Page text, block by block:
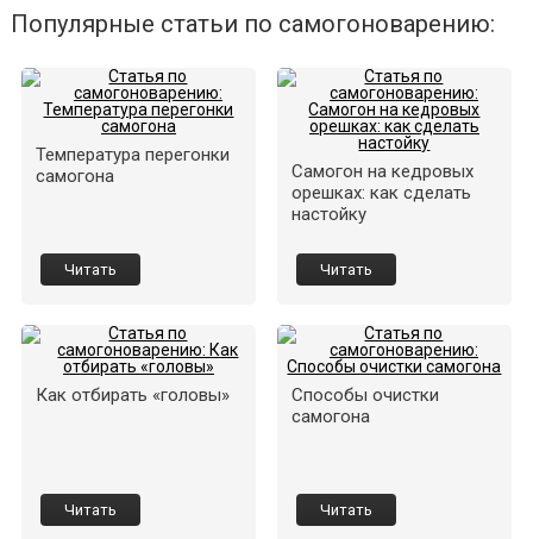
Популярные статьи по самогоноварению:
Температура перегонки
самогона
Читать
Самогон на кедровых
орешках: как сделать
настойку
Читать
Как отбирать «головы»
Читать
Способы очистки
самогона
Читать